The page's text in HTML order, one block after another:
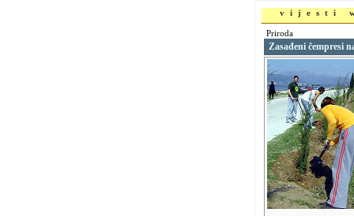
vijesti
Priroda
Zasađeni čempresi